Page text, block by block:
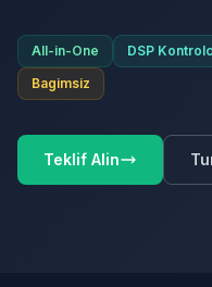
All-in-One DSP
Bagimsiz
Teklif Alin